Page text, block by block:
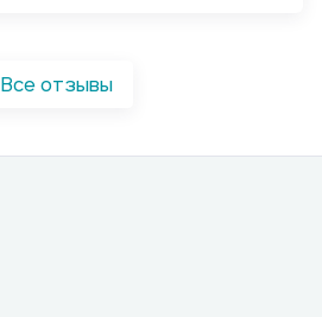
Все отзывы